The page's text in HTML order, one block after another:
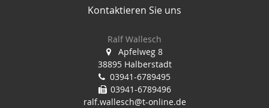
Kontaktieren Sie uns
Ralf Wallesch
Apfelweg 8
38895 Halberstadt
03941-6789495
03941-6789496
ralf.wallesch@t-online.de